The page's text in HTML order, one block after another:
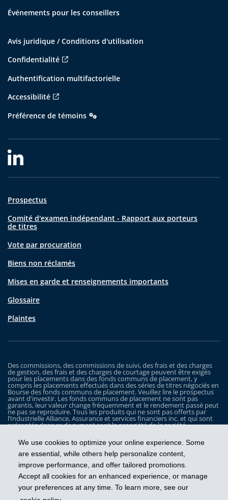
We use cookies to optimize your online experience. Some
are essential, while others help personalize content,
improve performance, and offer tailored promotions.
Accept all cookies for an enhanced experience, or manage
your preferences at any time. To learn more, see our
Événements pour les conseillers
Avis juridique / Conditions d'utilisation
Confidentialité
Authentification multifactorielle
Accessibilité
Préférence de témoins
Prospectus
Comité d'examen indépendant - Rapport aux porteurs
de titres
Vote par procuration
Biens non réclamés
Mises en garde et renseignements importants
Glossaire
Plaintes
Des commissions, des commissions de suivi, des frais et des charges
de gestion, des frais et des charges de courtage peuvent être exigés
pour les placements dans des fonds communs de placement, y
compris les placements effectués dans des séries de titres négociés en
Bourse des fonds communs de placement. Veuillez lire le prospectus
avant d'investir. Les fonds communs de placement ne sont pas
garantis, leur valeur change fréquemment et le rendement passé peut
ne pas se reproduire. Tous les produits qui ne sont pas offerts par
l’Industrielle Alliance, Assurance et services financiers inc. et qui sont
présentés dans ce document sont la propriété de la société
sont utilisés ici qu’à titre d’illustration seulement.
Les Fonds iA Clarington sont gérés par Placements IA Clarington inc. iA
Clarington, le logo d’iA Clarington, iA Gestion de patrimoine et le logo
de iA Gestion de patrimoine sont des marques de commerce, utilisées
sous licence, de l’Industrielle Alliance, Assurance et services financiers